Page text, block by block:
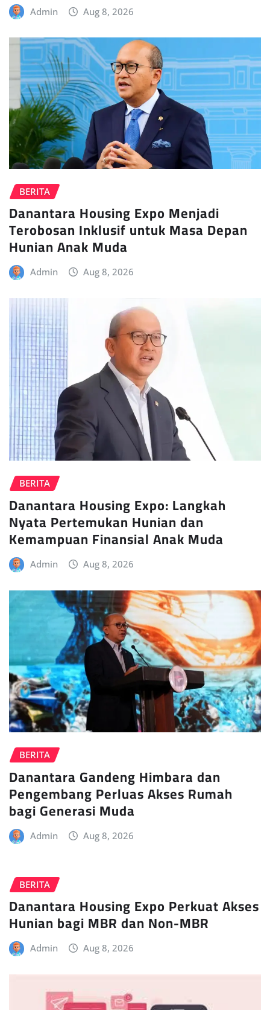
Admin Aug 8, 2026
BERITA
Danantara Housing Expo Menjadi
Terobosan Inklusif untuk Masa Depan
Hunian Anak Muda
Admin Aug 8, 2026
BERITA
Danantara Housing Expo: Langkah
Nyata Pertemukan Hunian dan
Kemampuan Finansial Anak Muda
Admin Aug 8, 2026
BERITA
Danantara Gandeng Himbara dan
Pengembang Perluas Akses Rumah
bagi Generasi Muda
Admin Aug 8, 2026
BERITA
Danantara Housing Expo Perkuat Akses
Hunian bagi MBR dan Non-MBR
Admin Aug 8, 2026